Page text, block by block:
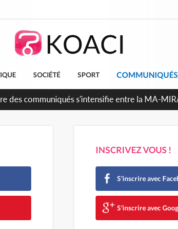
SOCIÉTÉ SPORT COMMUNIQUÉS
des communiqués s'intensifie entre la MA-
INSCRIVEZ VOUS !
S'inscrire avec
S'inscrire avec